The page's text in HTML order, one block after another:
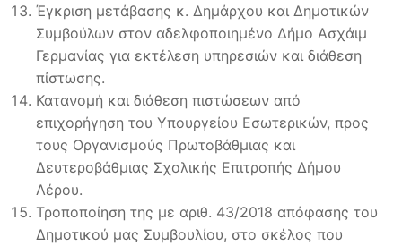
Έγκριση μετάβασης κ. Δημάρχου και Δημοτικών
Συμβούλων στον αδελφοποιημένο Δήμο Ασχάιμ
Γερμανίας για εκτέλεση υπηρεσιών και διάθεση
πίστωσης.
Κατανομή και διάθεση πιστώσεων από
επιχορήγηση του Υπουργείου Εσωτερικών, προς
τους Οργανισμούς Πρωτοβάθμιας και
Δευτεροβάθμιας Σχολικής Επιτροπής Δήμου
Λέρου.
Τροποποίηση της με αριθ. 43/2018 απόφασης του
Δημοτικού μας Συμβουλίου, στο σκέλος που